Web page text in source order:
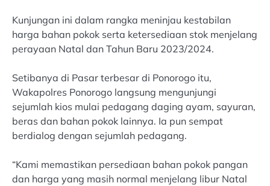
Kunjungan ini dalam rangka meninjau kestabilan
harga bahan pokok serta ketersediaan stok menjelang
perayaan Natal dan Tahun Baru 2023/2024.
Setibanya di Pasar terbesar di Ponorogo itu,
Wakapolres Ponorogo langsung mengunjungi
sejumlah kios mulai pedagang daging ayam, sayuran,
beras dan bahan pokok lainnya. Ia pun sempat
berdialog dengan sejumlah pedagang.
“Kami memastikan persediaan bahan pokok pangan
dan harga yang masih normal menjelang libur Natal